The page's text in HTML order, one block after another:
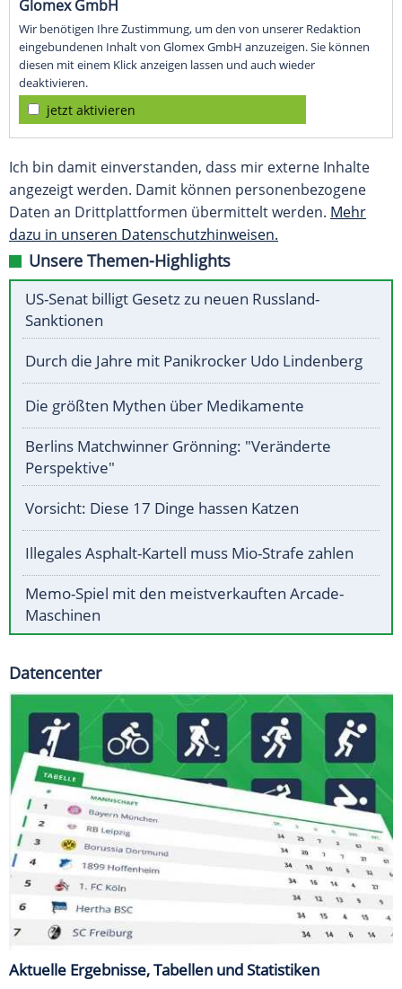
Glomex GmbH
Wir benötigen Ihre Zustimmung, um den von unserer Redaktion
eingebundenen Inhalt von Glomex GmbH anzuzeigen. Sie können
diesen mit einem Klick anzeigen lassen und auch wieder
deaktivieren.
jetzt aktivieren
Ich bin damit einverstanden, dass mir externe Inhalte
angezeigt werden. Damit können personenbezogene
Daten an Drittplattformen übermittelt werden. Mehr
dazu in unseren Datenschutzhinweisen.
Unsere Themen-Highlights
US-Senat billigt Gesetz zu neuen Russland-
Sanktionen
Durch die Jahre mit Panikrocker Udo Lindenberg
Die größten Mythen über Medikamente
Berlins Matchwinner Grönning: "Veränderte
Perspektive"
Vorsicht: Diese 17 Dinge hassen Katzen
Illegales Asphalt-Kartell muss Mio-Strafe zahlen
Memo-Spiel mit den meistverkauften Arcade-
Maschinen
Datencenter
Aktuelle Ergebnisse, Tabellen und Statistiken